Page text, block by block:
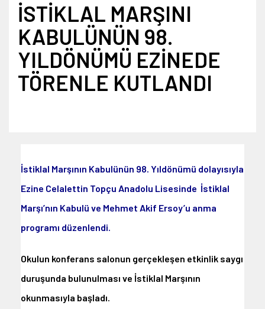
İSTİKLAL MARŞINI
KABULÜNÜN 98.
YILDÖNÜMÜ EZİNEDE
TÖRENLE KUTLANDI
İstiklal Marşının Kabulünün 98. Yıldönümü dolayısıyla
Ezine Celalettin Topçu Anadolu Lisesinde İstiklal
Marşı’nın Kabulü ve Mehmet Akif Ersoy’u anma
programı düzenlendi.
Okulun konferans salonun gerçekleşen etkinlik saygı
duruşunda bulunulması ve İstiklal Marşının
okunmasıyla başladı.